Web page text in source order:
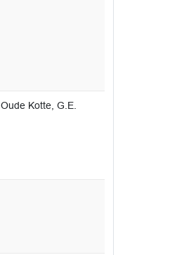
Oude Kotte, G.E.